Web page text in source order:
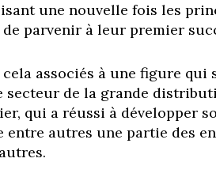
une nouvelle fois les
parvenir à leur premier
associés à une figure qui
secteur de la grande
qui a réussi à développer
entre autres une partie des